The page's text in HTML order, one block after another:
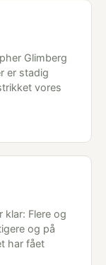
Glimberg
er stadig
vores
klar: Flere og
og på
har fået